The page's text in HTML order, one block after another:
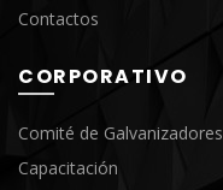
Contactos
CORPORATIVO
Comité de Galvanizadores
Capacitación